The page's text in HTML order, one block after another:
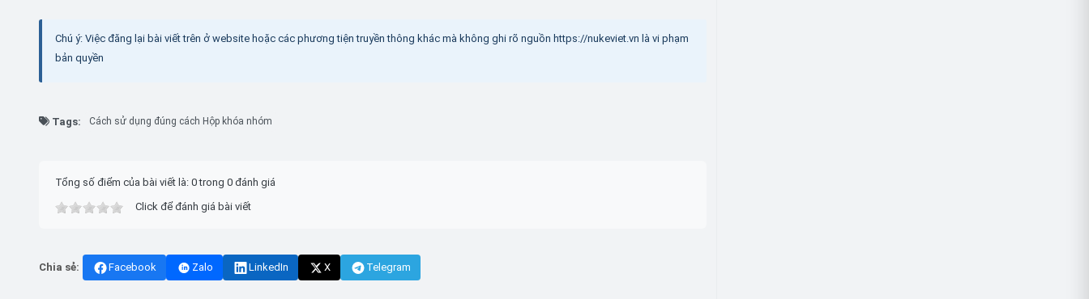
Chú ý: Việc đăng lại bài viết trên ở website hoặc các phương tiện truyền thông khác mà không ghi rõ nguồn https://nukeviet.vn là vi phạm
bản quyền
Tags: Cách sử dụng đúng cách Hộp khóa nhóm
Tổng số điểm của bài viết là: 0 trong 0 đánh giá
Click để đánh giá bài viết
Chia sẻ: Facebook Zalo LinkedIn X Telegram